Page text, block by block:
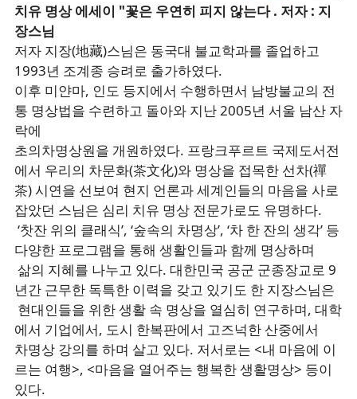
치유 명상 에세이 "꽃은 우연히 피지 않는다 . 저자 : 지
장스님
저자 지장(地藏)스님은 동국대 불교학과를 졸업하고
1993년 조계종 승려로 출가하였다.
이후 미얀마, 인도 등지에서 수행하면서 남방불교의 전
통 명상법을 수련하고 돌아와 지난 2005년 서울 남산 자
락에
초의차명상원을 개원하였다. 프랑크푸르트 국제도서전
에서 우리의 차문화(茶文化)와 명상을 접목한 선차(禪
茶) 시연을 선보여 현지 언론과 세계인들의 마음을 사로
잡았던 스님은 심리 치유 명상 전문가로도 유명하다.
‘찻잔 위의 클래식’, ‘숲속의 차명상’, ‘차 한 잔의 생각’ 등
다양한 프로그램을 통해 생활인들과 함께 명상하며
삶의 지혜를 나누고 있다. 대한민국 공군 군종장교로 9
년간 근무한 독특한 이력을 갖고 있기도 한 지장스님은
현대인들을 위한 생활 속 명상을 열심히 연구하며, 대학
에서 기업에서, 도시 한복판에서 고즈넉한 산중에서
차명상 강의를 하며 살고 있다. 저서로는 <내 마음에 이
르는 여행>, <마음을 열어주는 행복한 생활명상> 등이
있다.